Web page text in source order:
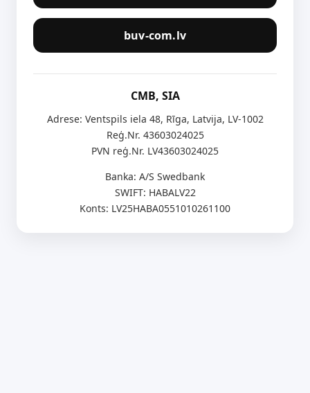
buv-com.lv
CMB, SIA
Adrese: Ventspils iela 48, Rīga, Latvija, LV-1002
Reģ.Nr. 43603024025
PVN reģ.Nr. LV43603024025
Banka: A/S Swedbank
SWIFT: HABALV22
Konts: LV25HABA0551010261100